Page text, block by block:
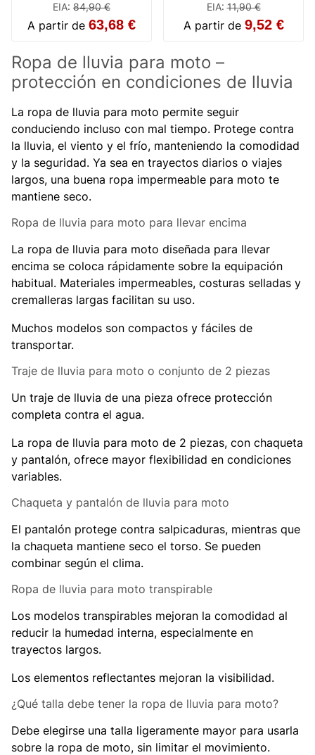
EIA: 84,90 €
A partir de 63,68 €
EIA:11,90 €
A partir de 9,52 €
Ropa de lluvia para moto –
protección en condiciones de lluvia
La ropa de lluvia para moto permite seguir
conduciendo incluso con mal tiempo. Protege contra
la lluvia, el viento y el frío, manteniendo la comodidad
y la seguridad. Ya sea en trayectos diarios o viajes
largos, una buena ropa impermeable para moto te
mantiene seco.
Ropa de lluvia para moto para llevar encima
La ropa de lluvia para moto diseñada para llevar
encima se coloca rápidamente sobre la equipación
habitual. Materiales impermeables, costuras selladas y
cremalleras largas facilitan su uso.
Muchos modelos son compactos y fáciles de
transportar.
Traje de lluvia para moto o conjunto de 2 piezas
Un traje de lluvia de una pieza ofrece protección
completa contra el agua.
La ropa de lluvia para moto de 2 piezas, con chaqueta
y pantalón, ofrece mayor flexibilidad en condiciones
variables.
Chaqueta y pantalón de lluvia para moto
El pantalón protege contra salpicaduras, mientras que
la chaqueta mantiene seco el torso. Se pueden
combinar según el clima.
Ropa de lluvia para moto transpirable
Los modelos transpirables mejoran la comodidad al
reducir la humedad interna, especialmente en
trayectos largos.
Los elementos reflectantes mejoran la visibilidad.
¿Qué talla debe tener la ropa de lluvia para moto?
Debe elegirse una talla ligeramente mayor para usarla
sobre la ropa de moto, sin limitar el movimiento.